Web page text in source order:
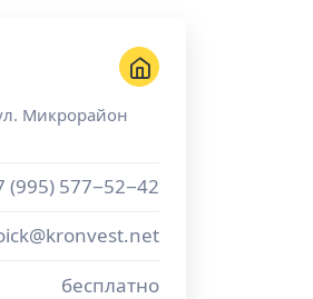
Микрорайон
(995) 577−52−42
бесплатно